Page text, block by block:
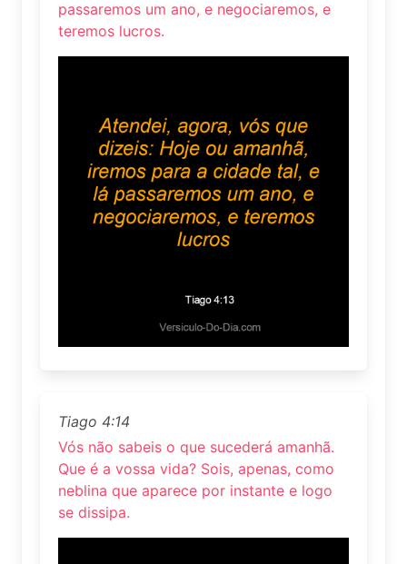
passaremos um ano, e negociaremos, e
teremos lucros.
Tiago 4:14
Vós não sabeis o que sucederá amanhã.
Que é a vossa vida? Sois, apenas, como
neblina que aparece por instante e logo
se dissipa.